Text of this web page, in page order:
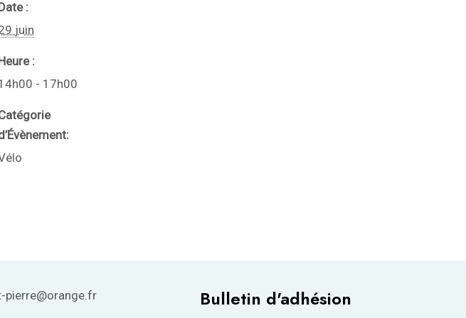
:
juin
:
- 17h00
Bulletin d'adhésion